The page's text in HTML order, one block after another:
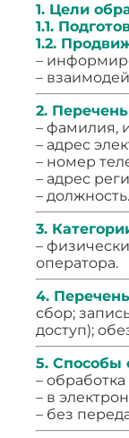
1. Цели
1.1.
1.2.
–
–
2.
– фамилия,
– адрес
– номер
– адрес
– должность.
3.
–
оператора.
4.
сбор;
доступ);
5. Способы
–
– в
– без